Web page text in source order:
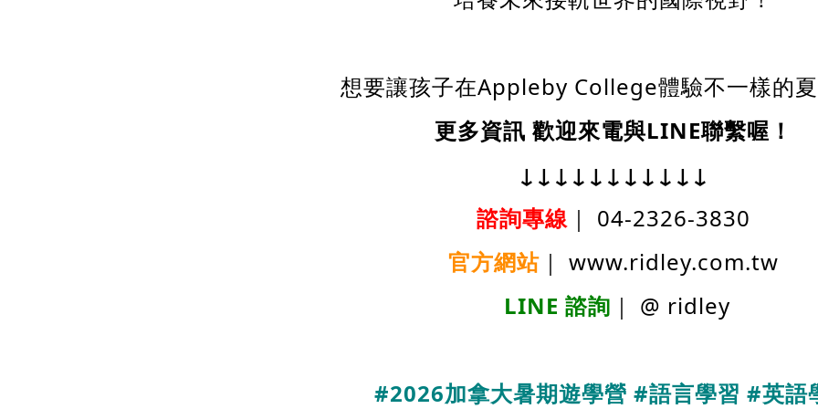
想要讓孩子在Appleby College體驗不一樣的夏
更多資訊 歡迎來電與LINE聯繫喔！
↓↓↓↓↓↓↓↓↓↓↓
諮詢專線 ｜ 04-2326-3830
官方網站 ｜ www.ridley.com.tw
LINE 諮詢 ｜ @ ridley
#2026加拿大暑期遊學營 #語言學習 #英語